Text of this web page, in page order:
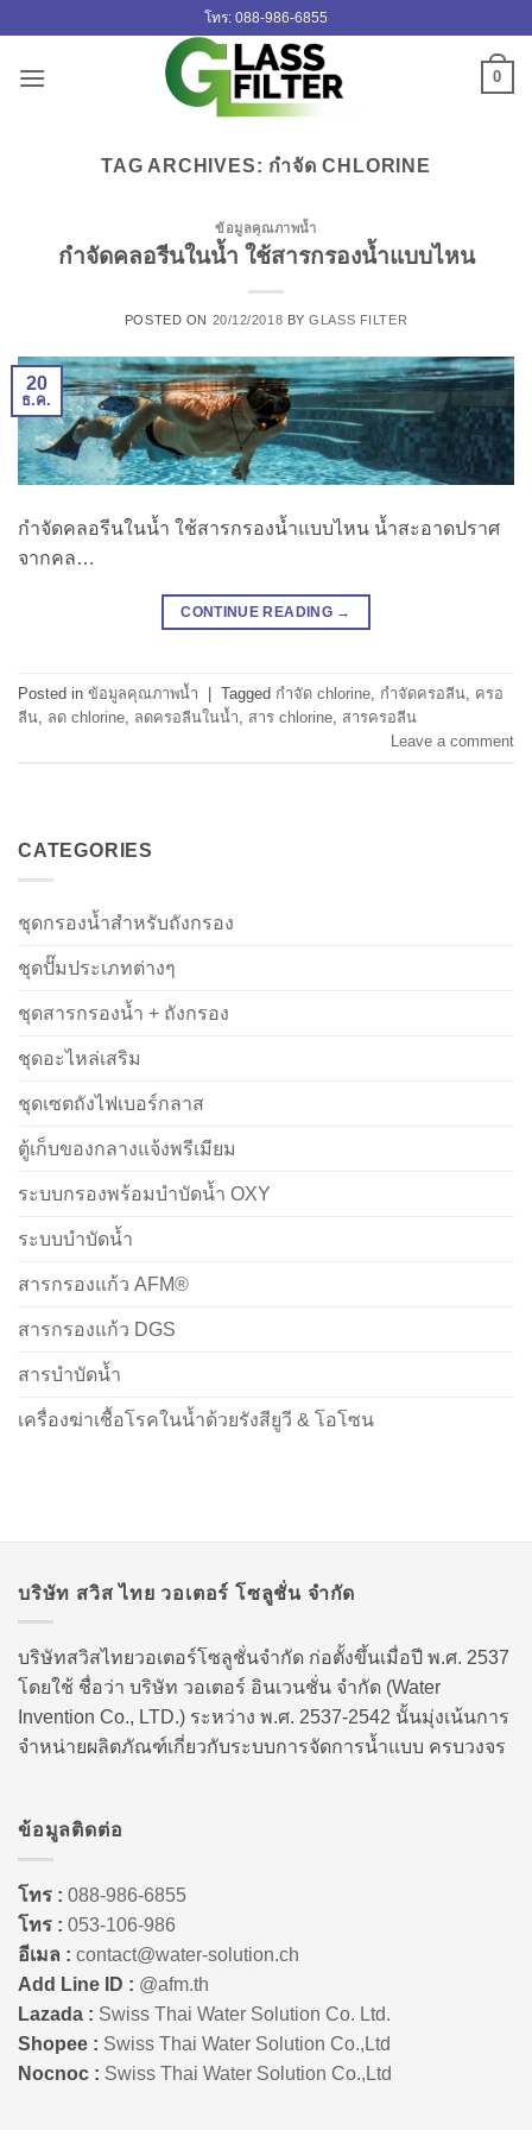
โทร: 088-986-6855
0
TAG ARCHIVES: กำจัด CHLORINE
ข้อมูลคุณภาพน้ำ
กําจัดคลอรีนในน้ำ ใช้สารกรองน้ำแบบไหน
POSTED ON 20/12/2018 BYGLASS FILTER
20
ธ.ค.
กําจัดคลอรีนในน้ำ ใช้สารกรองน้ำแบบไหน น้ำสะอาดปราศ
จากคล…
CONTINUE READING →
Posted in ข้อมูลคุณภาพน้ำ | Tagged กำจัด chlorine กำจัดครอลีน ครอ
ลีน ลด chlorine ลดครอลีนในน้ำ สาร chlorine สารครอลีน
Leave a comment
CATEGORIES
ชุดกรองน้ำสำหรับถังกรอง
ชุดปั๊มประเภทต่างๆ
ชุดสารกรองน้ำ + ถังกรอง
ชุดอะไหล่เสริม
ชุดเซตถังไฟเบอร์กลาส
ตู้เก็บของกลางแจ้งพรีเมียม
ระบบกรองพร้อมบำบัดน้ำ OXY
ระบบบำบัดน้ำ
สารกรองแก้ว AFM®
สารกรองแก้ว DGS
สารบำบัดน้ำ
เครื่องฆ่าเชื้อโรคในน้ำด้วยรังสียูวี & โอโซน
บริษัท สวิส ไทย วอเตอร์ โซลูชั่น จำกัด
บริษัทสวิสไทยวอเตอร์โซลูชั่นจำกัด ก่อตั้งขึ้นเมื่อปี พ.ศ. 2537
โดยใช้ ชื่อว่า บริษัท วอเตอร์ อินเวนชั่น จำกัด (Water
Invention Co., LTD.) ระหว่าง พ.ศ. 2537-2542 นั้นมุ่งเน้นการ
จำหน่ายผลิตภัณฑ์เกี่ยวกับระบบการจัดการน้ำแบบ ครบวงจร
ข้อมูลติดต่อ
โทร : 088-986-6855
โทร : 053-106-986
อีเมล : contact@water-solution.ch
Add Line ID : @afm.th
Lazada : Swiss Thai Water Solution Co. Ltd.
Shopee : Swiss Thai Water Solution Co.,Ltd
Nocnoc : Swiss Thai Water Solution Co.,Ltd